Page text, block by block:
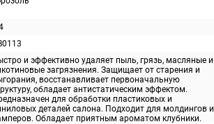
и эффективно удаляет пыль, грязь, масляные и
загрязнения. Защищает от старения и
восстанавливает первоначальную
обладает антистатическим эффектом.
для обработки пластиковых и
деталей салона. Подходит для молдингов и
Обладает приятным ароматом клубники.